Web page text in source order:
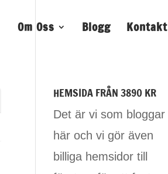
Om Oss Blogg Kontakt
HEMSIDA FRÅN 3890 KR
Det är vi som bloggar
här och vi gör även
billiga hemsidor till